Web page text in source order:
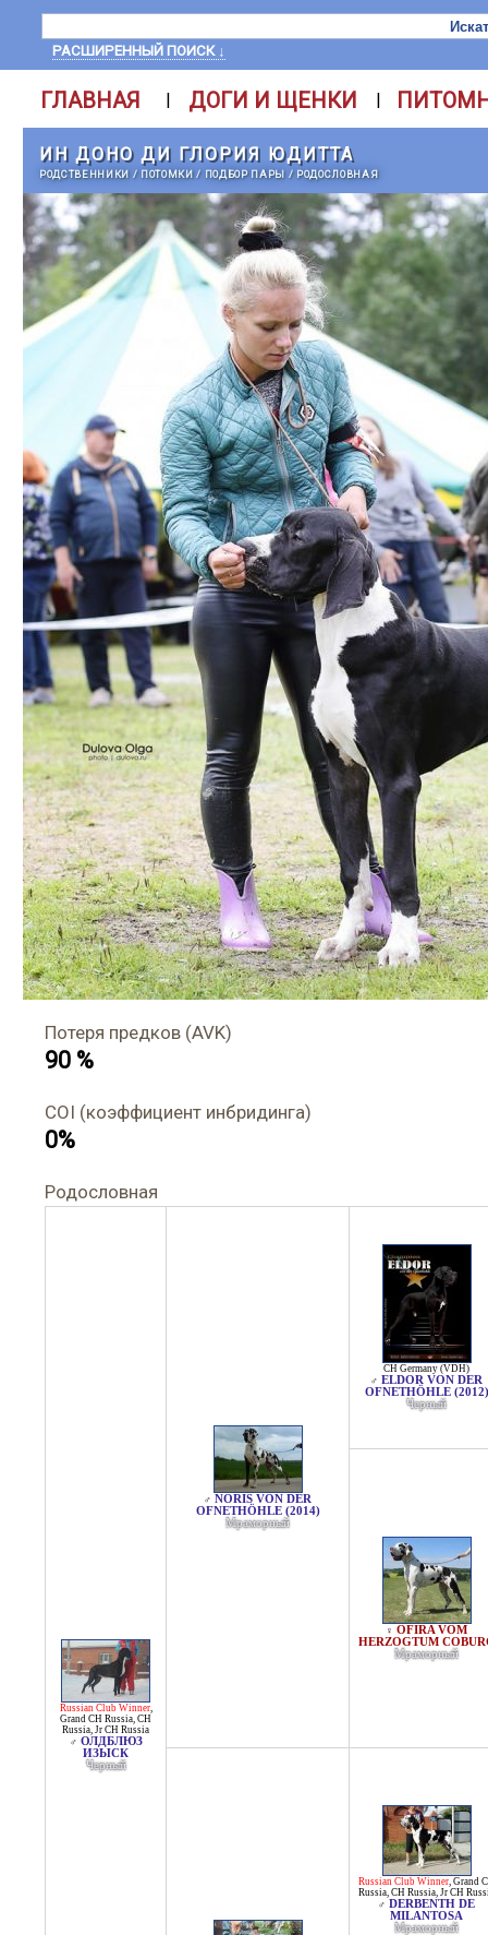
РАСШИРЕННЫЙ ПОИСК ↓
ГЛАВНАЯ | ДОГИ И ЩЕНКИ |
ИН ДОНО ДИ ГЛОРИЯ ЮДИТТА
РОДСТВЕННИКИ / ПОТОМКИ/ ПОДБОР ПАРЫ / РОДОСЛОВНАЯ
Потеря предков (AVK)
90 %
COI (коэффициент инбридинга)
0%
Родословная
Russian Club Winner,
Grand CH Russia, CH
Russia, Jr CH Russia
♂ ОЛДБЛЮЗ
ИЗЫСК
Черный
♂ NORIS VON DER
OFNETHÖHLE (2014)
Мраморный
CH Germany (VDH)
♂ ELDOR VON DER
OFNETHÖHLE (2012)
Черный
♀ OFIRA VOM
HERZOGTUM
Мраморный
Russian Club Winner, Grand
Russia, CH Russia, Jr CH
♂ DERBENTH DE
MILANTOSA
Мраморный